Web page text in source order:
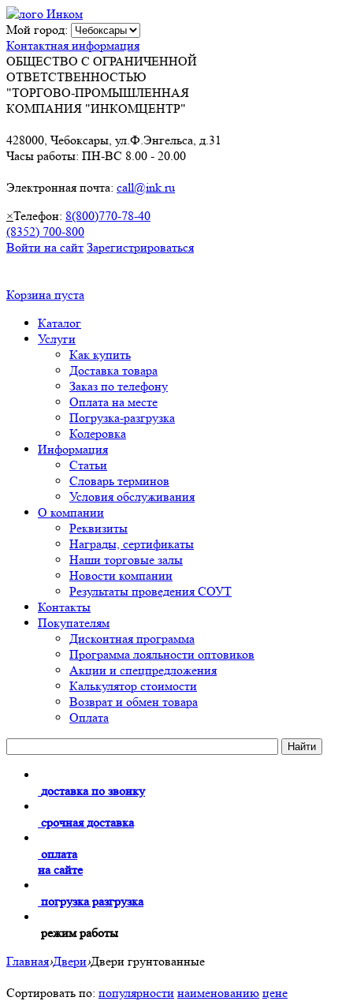
Мой город:
Контактная информация
ОБЩЕСТВО С ОГРАНИЧЕННОЙ
ОТВЕТСТВЕННОСТЬЮ
"ТОРГОВО-ПРОМЫШЛЕННАЯ
КОМПАНИЯ "ИНКОМЦЕНТР"
428000, Чебоксары, ул.Ф.Энгельса, д.31
Часы работы: ПН-ВС 8.00 - 20.00
Электронная почта: call@ink.ru
×Телефон: 8(800)770-78-40
(8352) 700-800
Войти на сайт Зарегистрироваться
Корзина пуста
Каталог
Услуги
Как купить
Доставка товара
Заказ по телефону
Оплата на месте
Погрузка-разгрузка
Колеровка
Информация
Статьи
Словарь терминов
Условия обслуживания
О компании
Реквизиты
Награды, сертификаты
Наши торговые залы
Новости компании
Результаты проведения СОУТ
Контакты
Покупателям
Дисконтная программа
Программа лояльности оптовиков
Акции и спецпредложения
Калькулятор стоимости
Возврат и обмен товара
Оплата
доставка по звонку
срочная доставка
оплата
на сайте
погрузка разгрузка
режим работы
Главная›Двери›Двери грунтованные
Сортировать по: популярности наименованию цене